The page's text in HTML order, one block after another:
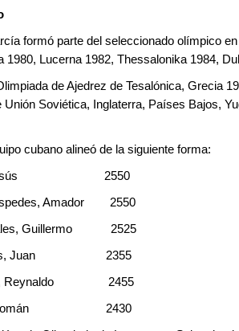
formó parte del seleccionado olímpico
1980, Lucerna 1982, Thessalonika 1984,
de Ajedrez de Tesalónica, Grecia
Unión Soviética, Inglaterra, Países Bajos,
cubano alineó de la siguiente forma:
Jesús 2550
Amador 2550
Guillermo 2525
Juan 2355
Reynaldo 2455
Román 2430